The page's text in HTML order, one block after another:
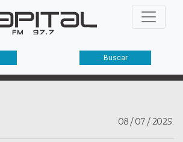
Buscar
08/07/2025.